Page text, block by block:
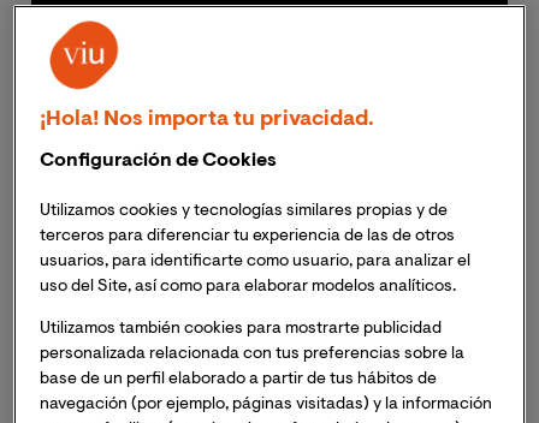
¡Hola! Nos importa tu privacidad.
Configuración de Cookies
Utilizamos cookies y tecnologías similares propias y de
terceros para diferenciar tu experiencia de las de otros
usuarios, para identificarte como usuario, para analizar el
uso del Site, así como para elaborar modelos analíticos.
Utilizamos también cookies para mostrarte publicidad
personalizada relacionada con tus preferencias sobre la
base de un perfil elaborado a partir de tus hábitos de
navegación (por ejemplo, páginas visitadas) y la información